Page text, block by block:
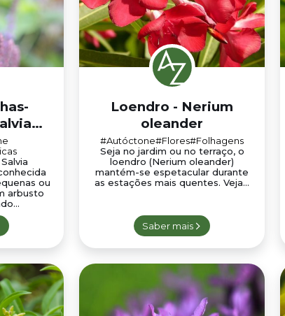
ou
arbusto
Loendro - Nerium
oleander
#Autóctone#Flores#Folhagens
Seja no jardim ou no terraço, o
loendro (Nerium oleander)
mantém-se espetacular durante
as estações mais quentes. Veja...
Saber mais